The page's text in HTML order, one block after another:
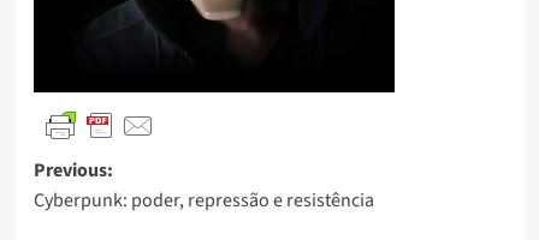
Previous:
Cyberpunk: poder, repressão e resistência